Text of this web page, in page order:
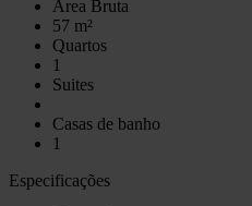
Área Bruta
57 m²
Quartos
1
Suites
Casas de banho
1
Especificações